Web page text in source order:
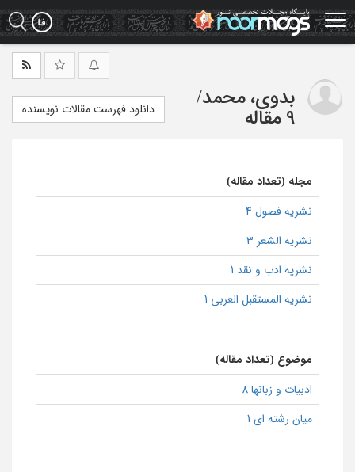
Skip
to
main
بدوی، محمد/
9 مقاله
دانلود فهرست مقالات نویسنده
مجله (تعداد مقاله)
نشریه فصول 4
نشریه الشعر 3
نشریه ادب و نقد 1
نشریه المستقبل العربی 1
موضوع (تعداد مقاله)
ادبیات و زبانها 8
میان رشته ای 1